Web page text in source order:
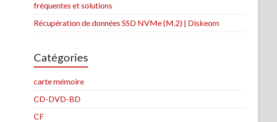
fréquentes et solutions
Récupération de données SSD NVMe (M.2) | Diskeom
Catégories
carte mémoire
CD-DVD-BD
CF